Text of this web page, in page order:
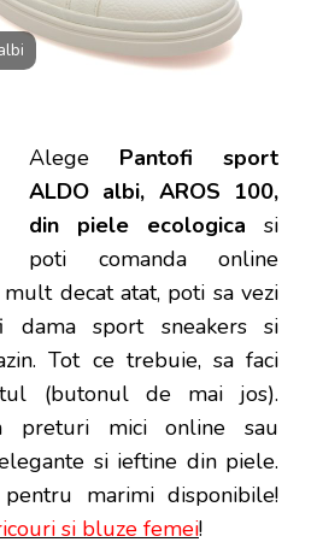
Alege Pantofi sport
ALDO albi, AROS 100,
din piele ecologica si
poti
comanda online
decat atat, poti sa vezi
dama sport sneakers si
Tot ce trebuie, sa faci
(butonul de mai jos).
preturi mici online sau
si ieftine din piele.
marimi disponibile!
si bluze femei!